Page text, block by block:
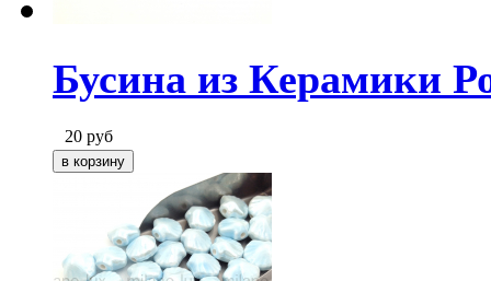
Бусина из Керамики
20 руб